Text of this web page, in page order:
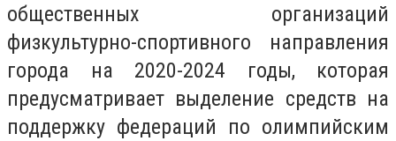
общественных организаций
физкультурно-спортивного направления
города на 2020-2024 годы, которая
предусматривает выделение средств на
поддержку федераций по олимпийским